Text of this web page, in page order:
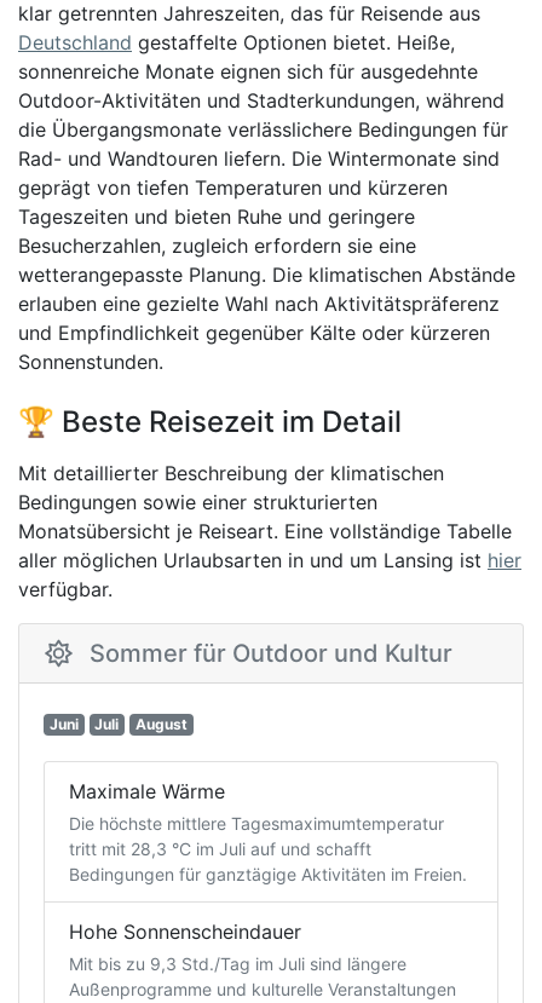
klar getrennten Jahreszeiten, das für Reisende aus
Deutschland gestaffelte Optionen bietet. Heiße,
sonnenreiche Monate eignen sich für ausgedehnte
Outdoor-Aktivitäten und Stadterkundungen, während
die Übergangsmonate verlässlichere Bedingungen für
Rad- und Wandtouren liefern. Die Wintermonate sind
geprägt von tiefen Temperaturen und kürzeren
Tageszeiten und bieten Ruhe und geringere
Besucherzahlen, zugleich erfordern sie eine
wetterangepasste Planung. Die klimatischen Abstände
erlauben eine gezielte Wahl nach Aktivitätspräferenz
und Empfindlichkeit gegenüber Kälte oder kürzeren
Sonnenstunden.
🏆 Beste Reisezeit im Detail
Mit detaillierter Beschreibung der klimatischen
Bedingungen sowie einer strukturierten
Monatsübersicht je Reiseart. Eine vollständige Tabelle
aller möglichen Urlaubsarten in und um Lansing ist hier
verfügbar.
Sommer für Outdoor und Kultur
Juni Juli August
Maximale Wärme
Die höchste mittlere Tagesmaximumtemperatur
tritt mit 28,3 °C im Juli auf und schafft
Bedingungen für ganztägige Aktivitäten im Freien.
Hohe Sonnenscheindauer
Mit bis zu 9,3 Std./Tag im Juli sind längere
Außenprogramme und kulturelle Veranstaltungen